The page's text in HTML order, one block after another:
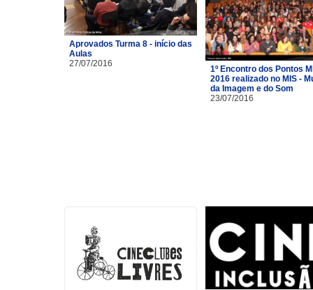
Aprovados Turma 8 - início das
Aulas
27/07/2016
1º Encontro dos Pontos
2016 realizado no MIS -
da Imagem e do Som
23/07/2016